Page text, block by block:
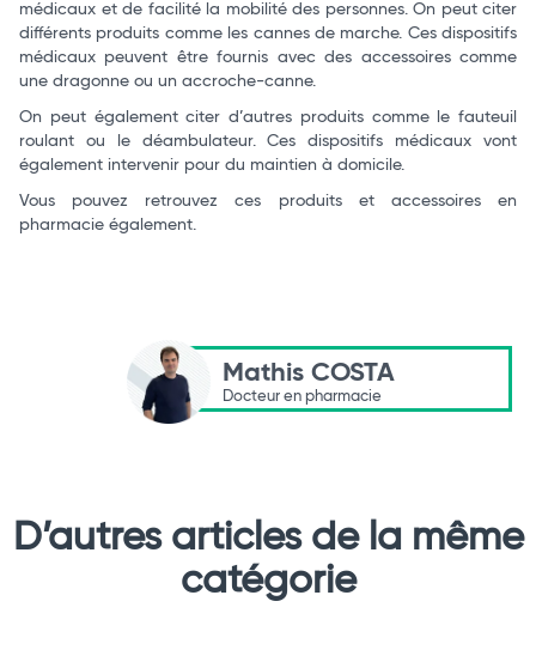
médicaux et de facilité la mobilité des personnes. On peut citer
différents produits comme les cannes de marche. Ces dispositifs
médicaux peuvent être fournis avec des accessoires comme
une dragonne ou un accroche-canne.
On peut également citer d’autres produits comme le fauteuil
roulant ou le déambulateur. Ces dispositifs médicaux vont
également intervenir pour du maintien à domicile.
Vous pouvez retrouvez ces produits et accessoires en
pharmacie également.
Mathis COSTA
Docteur en pharmacie
D’autres articles de la même
catégorie